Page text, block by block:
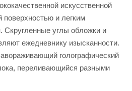
искусственной
поверхностью и легким
Скругленные углы обложки и
ежедневнику изысканности.
голографический
переливающийся разными